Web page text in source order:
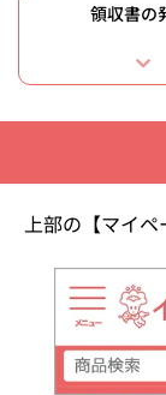
領収書の
上部の【マイペ